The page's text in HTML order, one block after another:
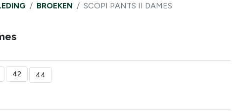
BROEKEN SCOPI PANTS II DAMES
42 44